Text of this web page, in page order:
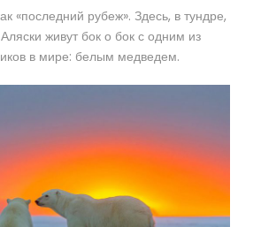
«последний рубеж». Здесь, в тундре,
живут бок о бок с одним из
в мире: белым медведем.